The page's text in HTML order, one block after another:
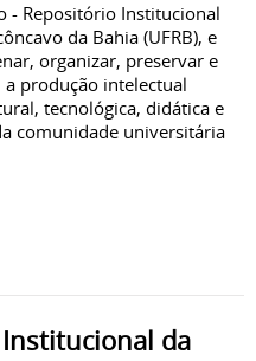
- Repositório Institucional
da Bahia (UFRB), e
organizar, preservar e
produção intelectual
tecnológica, didática e
comunidade universitária
da